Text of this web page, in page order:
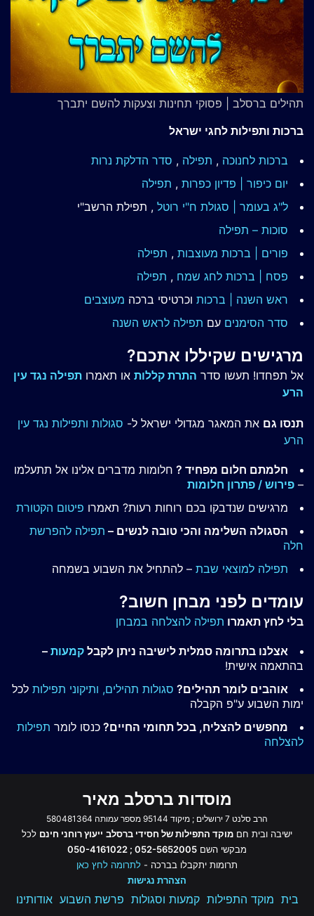
תהילים ברסלב | פסוקי תחינות וצעקות להשם יתברך
ברכות ותפילות לחגי ישראל
ברכות לחנוכה , תפילה , סדר הדלקת נרות
יום כיפור | פדיון כפרות , תפילה
ל"ג בעומר | סגולת ח"י רוטל , תפילת הרשב"י
סוכות – תפילה
פורים | ברכות מעוצבות , תפילה
פסח | ברכות לחג שמח , תפילה
ראש השנה | ברכות וכרטיסי ברכה מעוצבים
סדר הסימנים עם תפילה לראש השנה
מרגישים שקיללו אתכם?
אל תפחדו! תעשו סדר התרת קללות או תאמרו תפילה נגד עין
הרע
תנסו גם את המאגר מגדולי ישראל ל- סגולות ותפילות נגד עין
הרע
חלמתם חלום מפחיד ? חלומות מדברים אלינו אל תתעלמו
– פירוש / פתרון חלומות
מרגישים שנדבקו בכם רוחות רעות? תאמרו פיטום הקטורת
הסגולה השלימה והכי טובה לנשים – תפילה להפרשת
חלה
תפילה למוצאי שבת – להתחיל את השבוע בשמחה
עומדים לפני מבחן חשוב?
בלי לחץ תאמרו תפילה להצלחה במבחן
אצלנו בתרומה סמלית לישיבה ניתן לקבל קמעות –
בהתאמה אישית!
אוהבים לומר תהילים? סגולות תהילים, ותיקוני תפילות לכל
ימות השבוע ע"פ הקבלה
מחפשים להצליח, בכל תחומי החיים? כנסו לומר תפילות
להצלחה
מוסדות ברסלב מאיר
הרב סלנט 7 ירושלים ; מיקוד 95144 מספר עמותה 580481364
ישיבה ובית חם מוקד התפילות של חסידי ברסלב ייעוץ רוחני חינם לכל
מבקשי השם 052-5652005 ; 050-4161022
תרומות יתקבלו בברכה - לתרומה לחץ כאן
הצהרת נגישות
בית מוקד התפילות קמעות וסגולות פרשת השבוע אודותינו